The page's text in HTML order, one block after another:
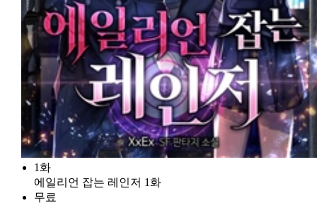
1화
에일리언 잡는 레인저 1화
무료